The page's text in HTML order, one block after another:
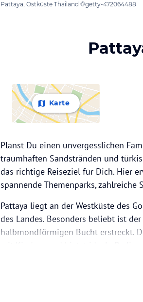
Pattaya, Ostküste Thailand ©getty-472064488
Karte
Planst Du einen unvergesslichen
traumhaften Sandstränden und
das richtige Reiseziel für Dich. Hier
spannende Themenparks,
Pattaya liegt an der Westküste des
des Landes. Besonders beliebt ist
halbmondförmigen Bucht erstreckt.